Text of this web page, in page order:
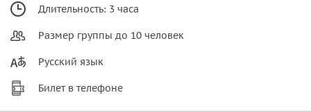
Длительность: 3 часа
Размер группы до 10 человек
Русский язык
Билет в телефоне